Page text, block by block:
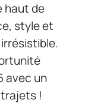
haut de
style et
avec un
!